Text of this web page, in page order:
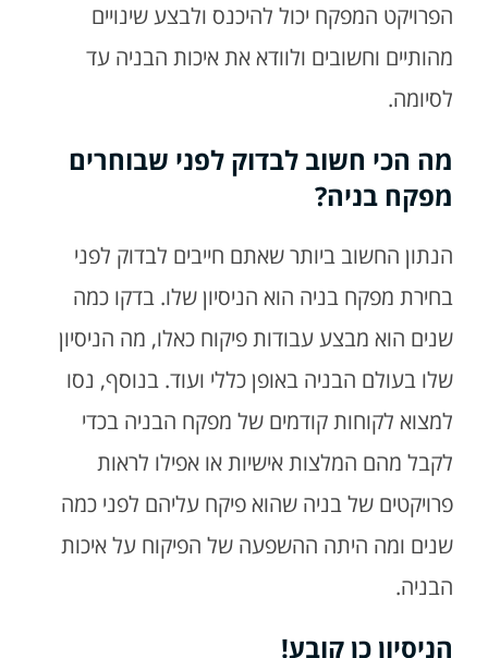
הפרויקט המפקח יכול להיכנס ולבצע שינויים
מהותיים וחשובים ולוודא את איכות הבניה עד
לסיומה.
מה הכי חשוב לבדוק לפני שבוחרים
מפקח בניה?
הנתון החשוב ביותר שאתם חייבים לבדוק לפני
בחירת מפקח בניה הוא הניסיון שלו. בדקו כמה
שנים הוא מבצע עבודות פיקוח כאלו, מה הניסיון
שלו בעולם הבניה באופן כללי ועוד. בנוסף, נסו
למצוא לקוחות קודמים של מפקח הבניה בכדי
לקבל מהם המלצות אישיות או אפילו לראות
פרויקטים של בניה שהוא פיקח עליהם לפני כמה
שנים ומה היתה ההשפעה של הפיקוח על איכות
הבניה.
הניסיון כן קובע!